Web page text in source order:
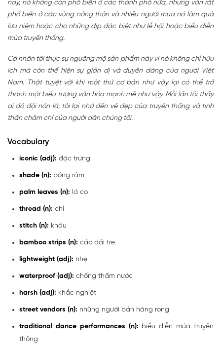
nay, nó không còn phổ biến ở các thành phố nữa, nhưng vẫn rất
phổ biến ở các vùng nông thôn và nhiều người mua nó làm quà
lưu niệm hoặc cho những dịp đặc biệt như lễ hội hoặc biểu diễn
múa truyền thống.
Cá nhân tôi thực sự ngưỡng mộ sản phẩm này vì nó không chỉ hữu
ích mà còn thể hiện sự giản dị và duyên dáng của người Việt
Nam. Thật tuyệt vời khi một thứ cơ bản như vậy lại có thể trở
thành một biểu tượng văn hóa mạnh mẽ như vậy. Mỗi lần tôi thấy
ai đó đội nón lá, tôi lại nhớ đến vẻ đẹp của truyền thống và tinh
thần chăm chỉ của người dân chúng tôi.
Vocabulary
iconic (adj): đặc trưng
shade (n): bóng râm
palm leaves (n): lá cọ
thread (n): chỉ
stitch (n): khâu
bamboo strips (n): các dải tre
lightweight (adj): nhẹ
waterproof (adj): chống thấm nước
harsh (adj): khắc nghiệt
street vendors (n): những người bán hàng rong
traditional dance performances (n): biểu diễn múa truyền
thống